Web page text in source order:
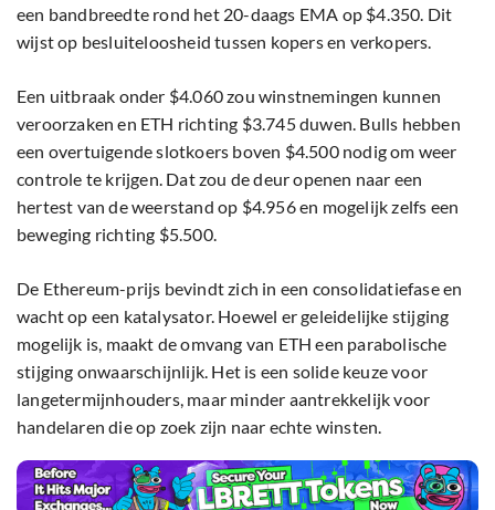
een bandbreedte rond het 20-daags EMA op $4.350. Dit
wijst op besluiteloosheid tussen kopers en verkopers.
Een uitbraak onder $4.060 zou winstnemingen kunnen
veroorzaken en ETH richting $3.745 duwen. Bulls hebben
een overtuigende slotkoers boven $4.500 nodig om weer
controle te krijgen. Dat zou de deur openen naar een
hertest van de weerstand op $4.956 en mogelijk zelfs een
beweging richting $5.500.
De Ethereum-prijs bevindt zich in een consolidatiefase en
wacht op een katalysator. Hoewel er geleidelijke stijging
mogelijk is, maakt de omvang van ETH een parabolische
stijging onwaarschijnlijk. Het is een solide keuze voor
langetermijnhouders, maar minder aantrekkelijk voor
handelaren die op zoek zijn naar echte winsten.